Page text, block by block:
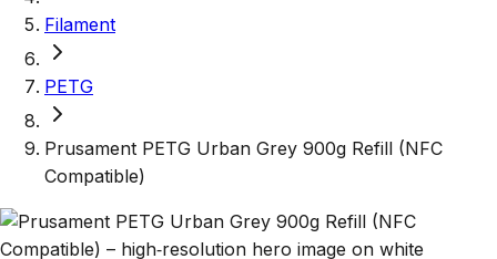
Filament
PETG
Prusament PETG Urban Grey 900g Refill (NFC
Compatible)